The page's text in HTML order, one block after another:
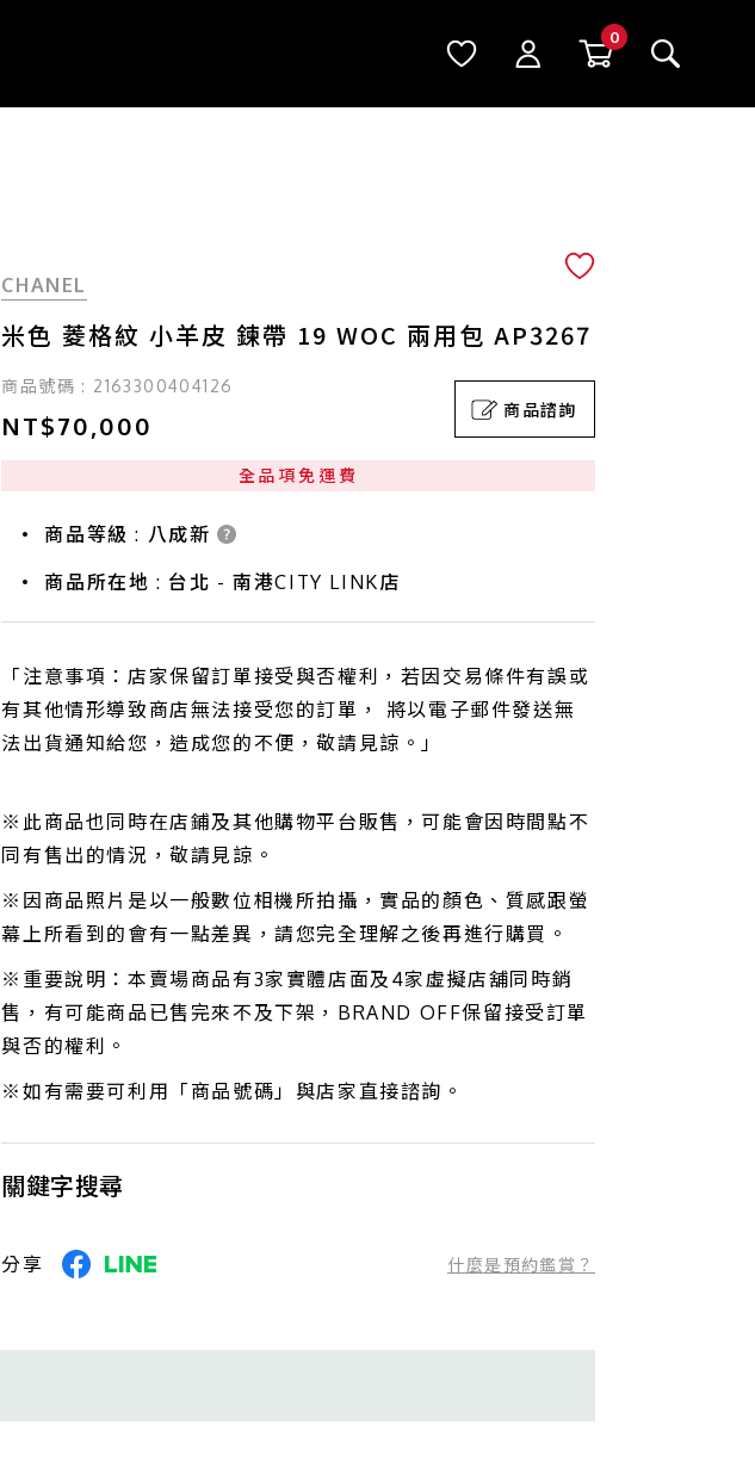
CHANEL
米色 菱格紋 小羊皮 鍊帶 19 WOC 兩用包 AP3267
商品號碼 : 2163300404126
NT$70,000
商品諮詢
全品項免運費
商品等級 : 八成新
商品所在地 : 台北 - 南港CITY LINK店
「注意事項：店家保留訂單接受與否權利，若因交易條件有誤或
有其他情形導致商店無法接受您的訂單， 將以電子郵件發送無
法出貨通知給您，造成您的不便，敬請見諒。」
※此商品也同時在店鋪及其他購物平台販售，可能會因時間點不
同有售出的情況，敬請見諒。
※因商品照片是以一般數位相機所拍攝，實品的顏色、質感跟螢
幕上所看到的會有一點差異，請您完全理解之後再進行購買。
※重要說明：本賣場商品有3家實體店面及4家虛擬店舖同時銷
售，有可能商品已售完來不及下架，BRAND OFF保留接受訂單
與否的權利。
※如有需要可利用「商品號碼」與店家直接諮詢。
關鍵字搜尋
分享 什麼是預約鑑賞？